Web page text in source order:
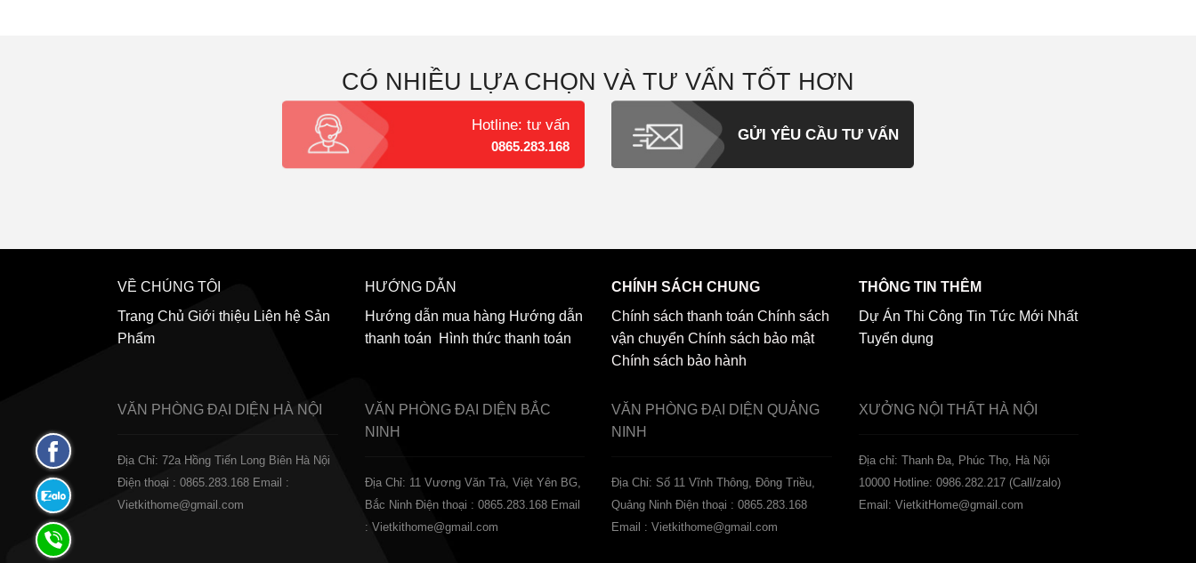
CÓ NHIỀU LỰA CHỌN VÀ TƯ VẤN TỐT HƠN
Hotline: tư vấn
0865.283.168
GỬI YÊU CẦU TƯ VẤN
VỀ CHÚNG TÔI
Trang Chủ Giới thiệu Liên hệ Sản
Phẩm
HƯỚNG DẪN
Hướng dẫn mua hàng Hướng dẫn
thanh toán
Hình thức thanh toán
CHÍNH SÁCH CHUNG
Chính sách thanh toán Chính sách
vận chuyển Chính sách bảo mật
Chính sách bảo hành
THÔNG TIN THÊM
Dự Án Thi Công Tin Tức Mới Nhất
Tuyển dụng
VĂN PHÒNG ĐẠI DIỆN HÀ NỘI
Địa Chỉ: 72a Hồng Tiến Long Biên Hà Nội
Điện thoại : 0865.283.168 Email :
Vietkithome@gmail.com
VĂN PHÒNG ĐẠI DIỆN BẮC
NINH
Địa Chỉ: 11 Vương Văn Trà, Việt Yên BG,
Bắc Ninh Điện thoại : 0865.283.168 Email
: Vietkithome@gmail.com
VĂN PHÒNG ĐẠI DIỆN QUẢNG
NINH
Địa Chỉ: Số 11 Vĩnh Thông, Đông Triều,
Quảng Ninh Điện thoại : 0865.283.168
Email : Vietkithome@gmail.com
XƯỞNG NỘI THẤT HÀ NỘI
️Địa chỉ: Thanh Đa, Phúc Thọ, Hà Nội
10000 Hotline: 0986.282.217 (Call/zalo)
Email: VietkitHome@gmail.com
Fanpage
Facebook
Zalo:
0865.283.168
Hotline: